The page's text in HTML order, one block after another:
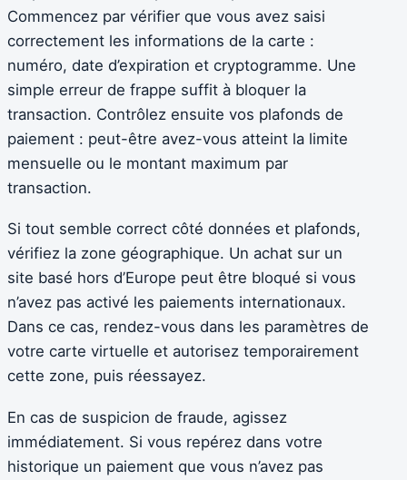
Commencez par vérifier que vous avez saisi
correctement les informations de la carte :
numéro, date d’expiration et cryptogramme. Une
simple erreur de frappe suffit à bloquer la
transaction. Contrôlez ensuite vos plafonds de
paiement : peut-être avez-vous atteint la limite
mensuelle ou le montant maximum par
transaction.
Si tout semble correct côté données et plafonds,
vérifiez la zone géographique. Un achat sur un
site basé hors d’Europe peut être bloqué si vous
n’avez pas activé les paiements internationaux.
Dans ce cas, rendez-vous dans les paramètres de
votre carte virtuelle et autorisez temporairement
cette zone, puis réessayez.
En cas de suspicion de fraude, agissez
immédiatement. Si vous repérez dans votre
historique un paiement que vous n’avez pas